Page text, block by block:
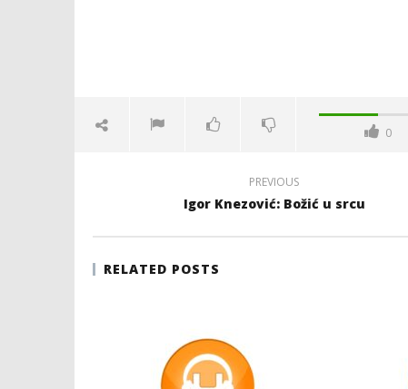
0
PREVIOUS
Igor Knezović: Božić u srcu
RELATED POSTS